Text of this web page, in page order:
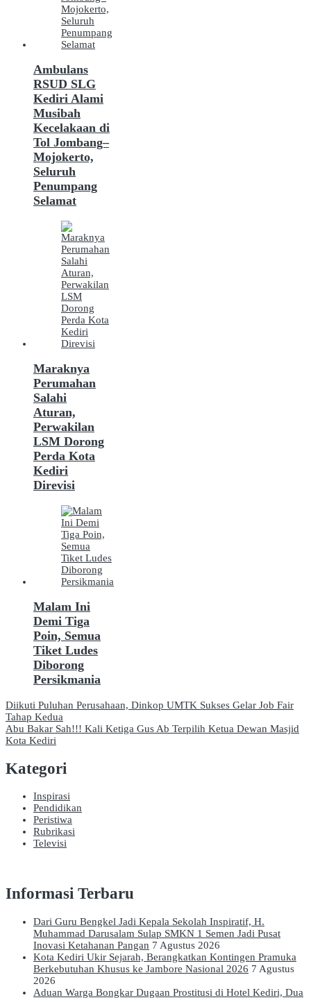
Ambulans
RSUD SLG
Kediri Alami
Musibah
Kecelakaan di
Tol Jombang–
Mojokerto,
Seluruh
Penumpang
Selamat
Maraknya
Perumahan
Salahi
Aturan,
Perwakilan
LSM Dorong
Perda Kota
Kediri
Direvisi
Malam Ini
Demi Tiga
Poin, Semua
Tiket Ludes
Diborong
Persikmania
Navigasi
pos
Diikuti Puluhan Perusahaan, Dinkop UMTK Sukses Gelar Job Fair
Tahap Kedua
Abu Bakar Sah!!! Kali Ketiga Gus Ab Terpilih Ketua Dewan Masjid
Kota Kediri
Kategori
Inspirasi
Pendidikan
Peristiwa
Rubrikasi
Televisi
Informasi Terbaru
Dari Guru Bengkel Jadi Kepala Sekolah Inspiratif, H.
Muhammad Darusalam Sulap SMKN 1 Semen Jadi Pusat
Inovasi Ketahanan Pangan 7 Agustus 2026
Kota Kediri Ukir Sejarah, Berangkatkan Kontingen Pramuka
Berkebutuhan Khusus ke Jambore Nasional 2026 7 Agustus
2026
Aduan Warga Bongkar Dugaan Prostitusi di Hotel Kediri, Dua